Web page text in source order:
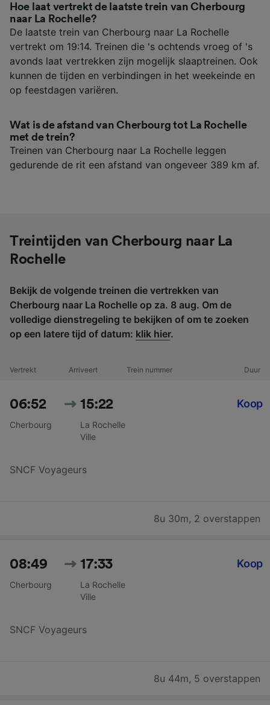
Hoe laat vertrekt de laatste trein van Cherbourg
naar La Rochelle?
De laatste trein van Cherbourg naar La Rochelle
vertrekt om 19:14. Treinen die 's ochtends vroeg of 's
avonds laat vertrekken zijn mogelijk slaaptreinen. Ook
kunnen de tijden en verbindingen in het weekeinde en
op feestdagen variëren.
Wat is de afstand van Cherbourg tot La Rochelle
met de trein?
Treinen van Cherbourg naar La Rochelle leggen
gedurende de rit een afstand van ongeveer 389 km af.
Treintijden van Cherbourg naar La
Rochelle
Bekijk de volgende treinen die vertrekken van
Cherbourg naar La Rochelle op za. 8 aug. Om de
volledige dienstregeling te bekijken of om te zoeken
op een latere tijd of datum: klik hier.
Vertrekt Arriveert Trein nummer Duur
06:52
Cherbourg
15:22
La Rochelle
Ville
SNCF Voyageurs
Koop
8u 30m, 2 overstappen
08:49
Cherbourg
17:33
La Rochelle
Ville
SNCF Voyageurs
Koop
8u 44m, 5 overstappen